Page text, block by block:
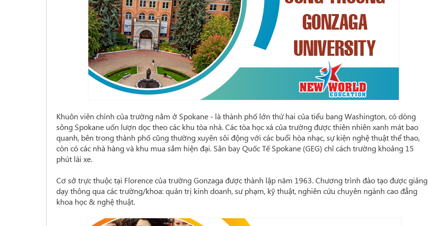
Khuôn viên chính của trường nằm ở Spokane - là thành phố lớn thứ hai của tiểu bang Washington, có dòng
sông Spokane uốn lượn dọc theo các khu tòa nhà. Các tòa học xá của trường được thiên nhiên xanh mát bao
quanh, bên trong thành phố cũng thường xuyên sôi động với các buổi hòa nhạc, sự kiện nghệ thuật thể thao,
còn có các nhà hàng và khu mua sắm hiện đại. Sân bay Quốc Tế Spokane (GEG) chỉ cách trường khoảng 15
phút lái xe.
Cơ sở trực thuộc tại Florence của trường Gonzaga được thành lập năm 1963. Chương trình đào tạo được giảng
dạy thông qua các trường/khoa: quản trị kinh doanh, sư phạm, kỹ thuật, nghiên cứu chuyên ngành cao đẳng
khoa học & nghệ thuật.